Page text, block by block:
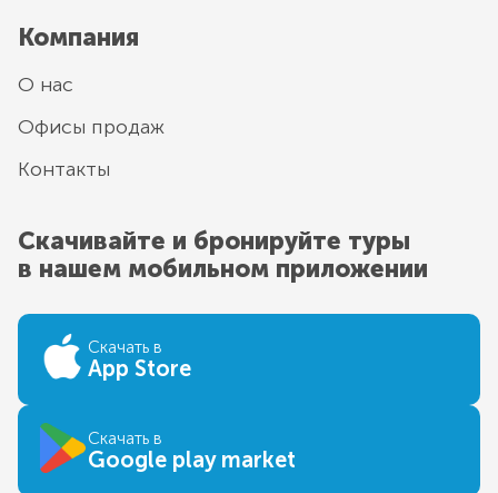
Компания
О нас
Офисы продаж
Контакты
Скачивайте и бронируйте туры
в нашем мобильном приложении
Скачать в
App Store
Скачать в
Google play market